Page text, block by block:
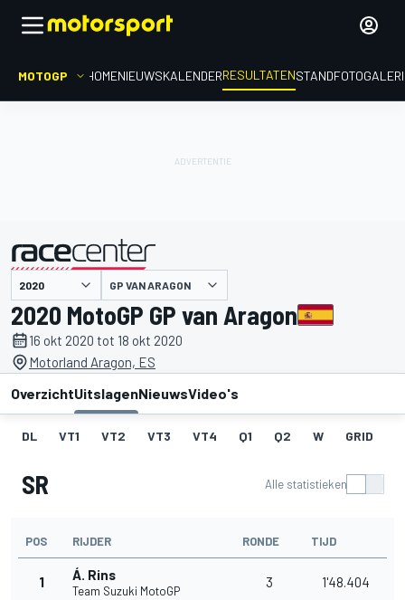
MOTOGP HOMENIEUWSKALENDERRESULTATENSTAND
gepresenteerd door GP VAN ARAGON
2020 MotoGP GP van Aragon
16 okt 2020 tot 18 okt 2020
Motorland Aragon, ES
OverzichtUitslagenNieuwsVideo's
DL VT1 VT2 VT3 VT4 Q1 Q2 W GRID
SR Alle statistieken
POS RIJDER RONDE TIJD
1 Á. Rins
Team Suzuki MotoGP
3 1'48.404